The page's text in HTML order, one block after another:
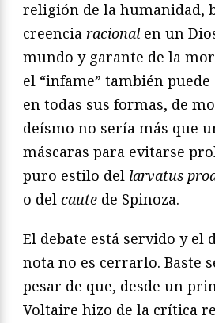
religión de la humanidad,
creencia racional en un
mundo y garante de la
el “infame” también
en todas sus formas, de
deísmo no sería más que
máscaras para evitarse
puro estilo del larvatus
o del caute de Spinoza.
El debate está servido y el
nota no es cerrarlo. Baste
pesar de que, desde un
Voltaire hizo de la crítica